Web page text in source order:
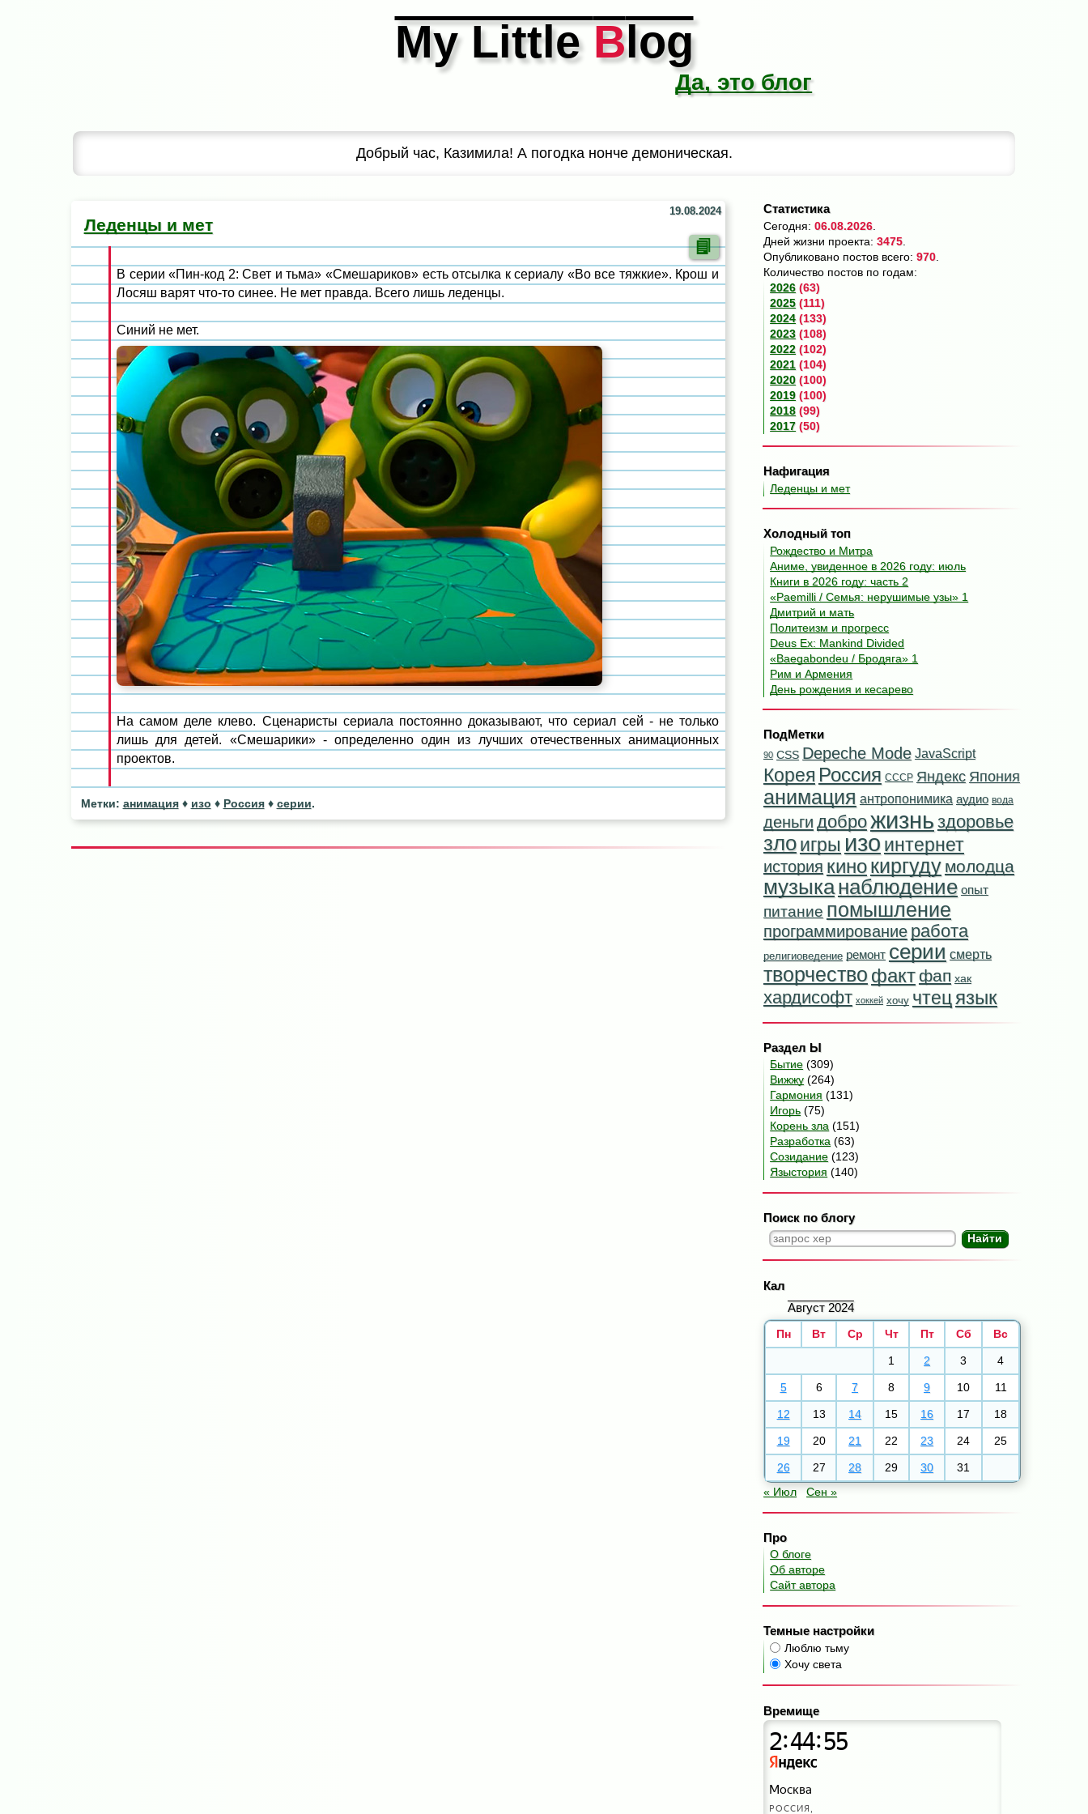
My LittleBlog
Да, это блог
Добрый час, Казимила! А погодка нонче демоническая.
Леденцы и мет
19.08.2024
В серии «Пин-код 2: Свет и тьма» «Смешариков» есть отсылка к сериалу «Во все тяжкие». Крош и
Лосяш варят что-то синее. Не мет правда. Всего лишь леденцы.
Синий не мет.
На самом деле клево. Сценаристы сериала постоянно доказывают, что сериал сей - не только
лишь для детей. «Смешарики» - определенно один из лучших отечественных анимационных
проектов.
Метки: анимация♦ изо ♦ Россия♦ серии.
Статистика
Сегодня: 06.08.2026.
Дней жизни проекта: 3475.
Опубликовано постов всего: 970.
Количество постов по годам:
2026 (63)
2025 (111)
2024(133)
2023 (108)
2022 (102)
2021 (104)
2020 (100)
2019 (100)
2018 (99)
2017 (50)
Нафигация
Леденцы и мет
Холодный топ
Рождество и Митра
Аниме, увиденное в 2026 году: июль
Книги в 2026 году: часть 2
«Paemilli / Семья: нерушимые узы» 1
Дмитрий и мать
Политеизм и прогресс
Deus Ex: Mankind Divided
«Baegabondeu / Бродяга» 1
Рим и Армения
День рождения и кесарево
ПодМетки
90 CSS Depeche Mode JavaScript
Корея Россия СССР Яндекс Япония
анимация антропонимика аудио вода
деньгидоброжизньздоровье
злоигры изоинтернет
история кинокиргуду молодца
музыканаблюдение опыт
питание помышление
программирование работа
религиоведение ремонт серии смерть
творчествофактфап хак
хардисофт хоккей хочу чтецязык
Раздел Ы
Бытие (309)
Вижжу(264)
Гармония (131)
Игорь (75)
Корень зла (151)
Разработка (63)
Созидание (123)
Языстория (140)
Поиск по блогу
Кал
Август 2024
Пн Вт Ср Чт Пт Сб Вс
1 2 3 4
5 6 7 8 9 10 11
12 13 14 15 16 17 18
19 20 21 22 23 24 25
26 27 28 29 30 31
« Июл Сен »
Про
О блоге
Об авторе
Сайт автора
Темные настройки
Люблю тьму
Хочу света
Времище